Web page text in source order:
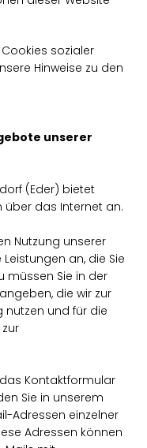
sozialer
Hinweise zu den
unserer
(Eder) bietet
über das Internet an.
Nutzung unserer
an, die Sie
müssen Sie in der
die wir zur
nutzen und für die
Kontaktformular
Sie in unserem
Adressen einzelner
Adressen können